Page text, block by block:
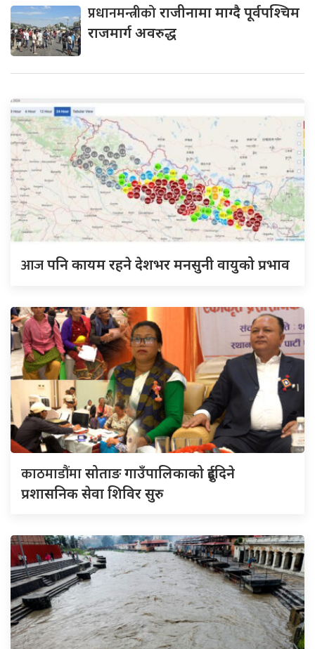
प्रधानमन्त्रीकोराजीनामा माग्दै पूर्वपश्चिम
राजमार्ग अवरुद्ध
आजपनि कायम रहने देशभर मनसुनी वायुको प्रभाव
काठमाडौंमासोताङ गाउँपालिकाको दुईदिने
प्रशासनिक सेवा शिविर सुरु